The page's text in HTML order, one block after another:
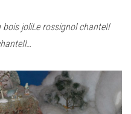
joliLe rossignol chanteIl